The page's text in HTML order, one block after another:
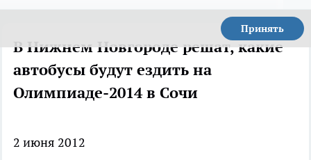
Принять
В Нижнем Новгороде решат, какие
автобусы будут ездить на
Олимпиаде-2014 в Сочи
2 июня 2012